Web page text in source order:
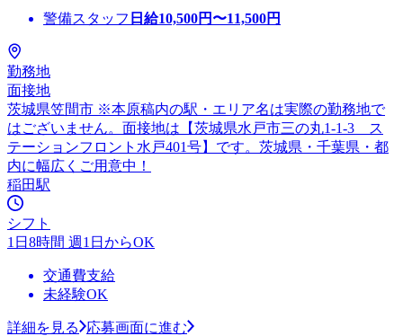
警備スタッフ 日給10,500円〜11,500円
勤務地
面接地
茨城県笠間市 ※本原稿内の駅・エリア名は実際の勤務地で
はございません。面接地は【茨城県水戸市三の丸1-1-3 ス
テーションフロント水戸401号】です。茨城県・千葉県・都
内に幅広くご用意中！
稲田駅
シフト
1日8時間 週1日からOK
交通費支給
未経験OK
詳細を見る
応募画面に進む